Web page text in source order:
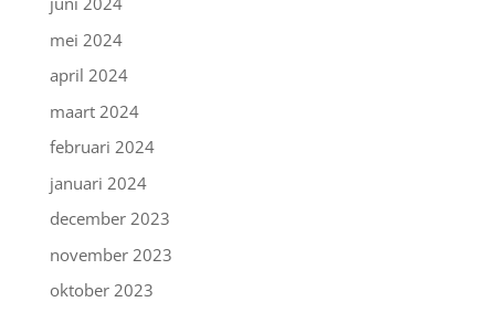
mei 2024
april 2024
maart 2024
februari 2024
januari 2024
december 2023
november 2023
oktober 2023